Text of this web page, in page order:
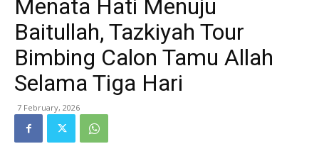
Menata Hati Menuju
Baitullah, Tazkiyah Tour
Bimbing Calon Tamu Allah
Selama Tiga Hari
7 February, 2026